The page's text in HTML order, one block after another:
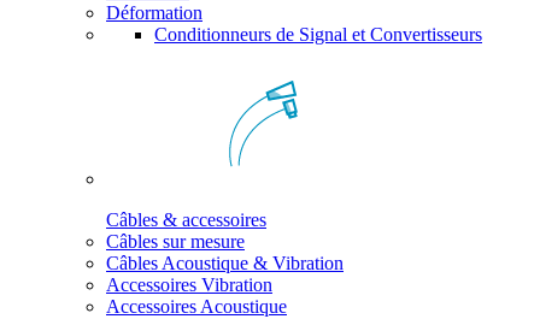
Déformation
Conditionneurs de Signal et Convertisseurs
Câbles & accessoires
Câbles sur mesure
Câbles Acoustique & Vibration
Accessoires Vibration
Accessoires Acoustique